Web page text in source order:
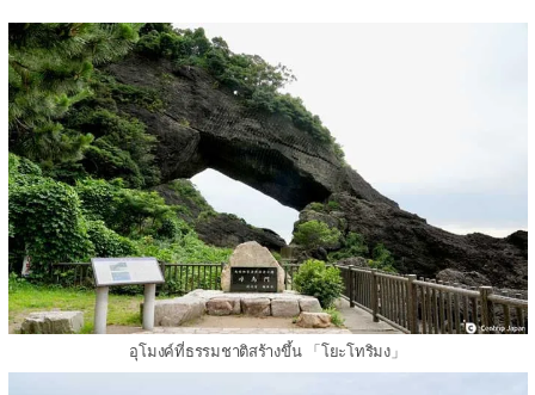
อุโมงค์ที่ธรรมชาติสร้างขึ้น 「โยะโทริมง」